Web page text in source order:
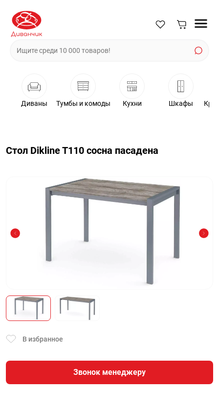
Диваны Тумбы и комоды Кухни Шкафы
Стол Dikline T110 сосна пасадена
В избранное
Звонок менеджеру